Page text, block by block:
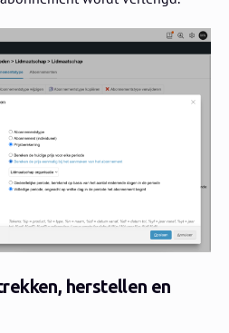
herstellen en